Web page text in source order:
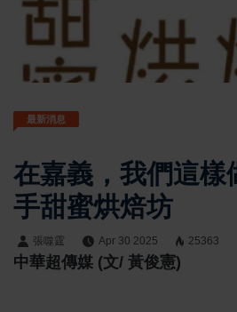
最新消息
在嘉義，我們這樣
手甜蜜烘焙坊
張噬霆 Apr 30 2025 25363
中華超傳媒 (文/ 黃俊憲)